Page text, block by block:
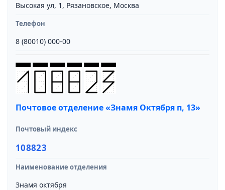
Высокая ул, 1, Рязановское, Москва
Телефон
8 (80010) 000-00
Почтовое отделение «Знамя Октября п, 13»
Почтовый индекс
108823
Наименование отделения
Знамя октября